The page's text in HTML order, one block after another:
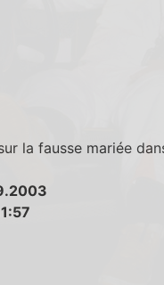
la fausse mariée